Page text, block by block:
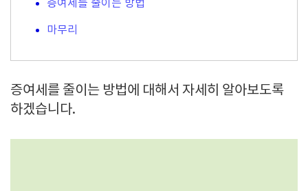
증여세를 줄이는 방법
마무리
증여세를 줄이는 방법에 대해서 자세히 알아보도록
하겠습니다.